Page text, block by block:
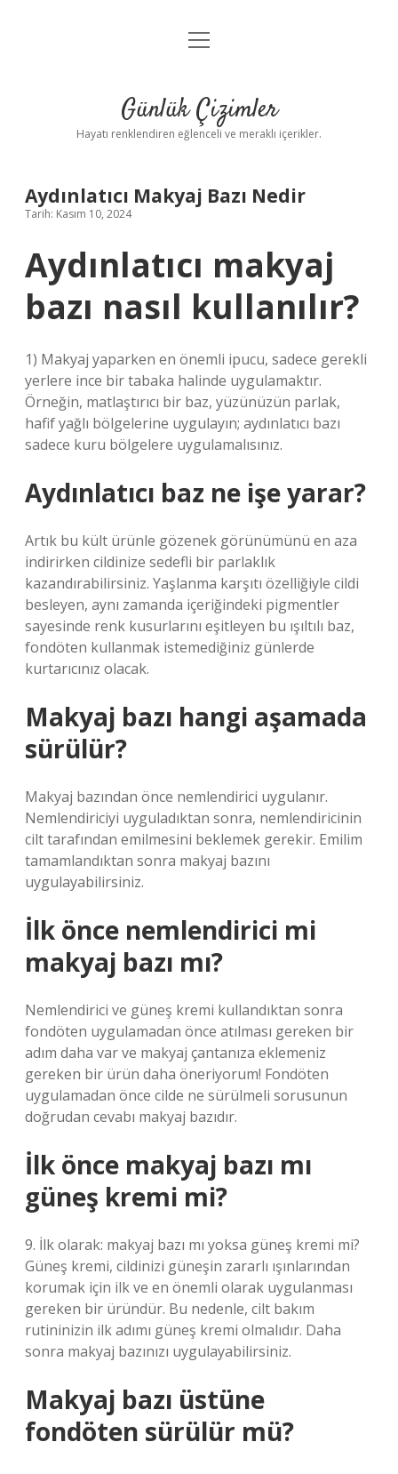
Anasayfa
Yasal Uyarı
menüyü
Günlük Çizimler
Hayatı renklendiren eğlenceli ve meraklı içerikler.
Aydınlatıcı Makyaj Bazı Nedir
Tarih: Kasım 10, 2024
Aydınlatıcı makyaj
bazı nasıl kullanılır?
1) Makyaj yaparken en önemli ipucu, sadece gerekli
yerlere ince bir tabaka halinde uygulamaktır.
Örneğin, matlaştırıcı bir baz, yüzünüzün parlak,
hafif yağlı bölgelerine uygulayın; aydınlatıcı bazı
sadece kuru bölgelere uygulamalısınız.
Aydınlatıcı baz ne işe yarar?
Artık bu kült ürünle gözenek görünümünü en aza
indirirken cildinize sedefli bir parlaklık
kazandırabilirsiniz. Yaşlanma karşıtı özelliğiyle cildi
besleyen, aynı zamanda içeriğindeki pigmentler
sayesinde renk kusurlarını eşitleyen bu ışıltılı baz,
fondöten kullanmak istemediğiniz günlerde
kurtarıcınız olacak.
Makyaj bazı hangi aşamada
sürülür?
Makyaj bazından önce nemlendirici uygulanır.
Nemlendiriciyi uyguladıktan sonra, nemlendiricinin
cilt tarafından emilmesini beklemek gerekir. Emilim
tamamlandıktan sonra makyaj bazını
uygulayabilirsiniz.
İlk önce nemlendirici mi
makyaj bazı mı?
Nemlendirici ve güneş kremi kullandıktan sonra
fondöten uygulamadan önce atılması gereken bir
adım daha var ve makyaj çantanıza eklemeniz
gereken bir ürün daha öneriyorum! Fondöten
uygulamadan önce cilde ne sürülmeli sorusunun
doğrudan cevabı makyaj bazıdır.
İlk önce makyaj bazı mı
güneş kremi mi?
9. İlk olarak: makyaj bazı mı yoksa güneş kremi mi?
Güneş kremi, cildinizi güneşin zararlı ışınlarından
korumak için ilk ve en önemli olarak uygulanması
gereken bir üründür. Bu nedenle, cilt bakım
rutininizin ilk adımı güneş kremi olmalıdır. Daha
sonra makyaj bazınızı uygulayabilirsiniz.
Makyaj bazı üstüne
fondöten sürülür mü?